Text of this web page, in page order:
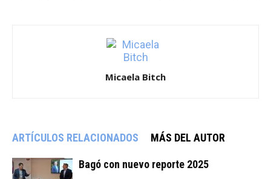
Micaela Bitch
ARTÍCULOS RELACIONADOS MÁS DEL AUTOR
Bagó con nuevo reporte 2025